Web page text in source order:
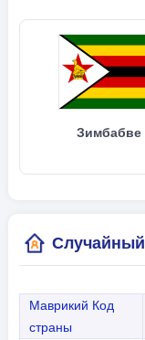
Зимбабве
Случайный
Маврикий Код
страны